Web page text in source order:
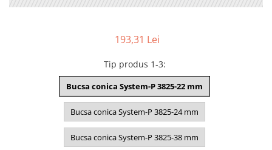
193,31 Lei
Tip produs 1-3:
Bucsa conica System-P 3825-22 mm
Bucsa conica System-P 3825-24 mm
Bucsa conica System-P 3825-38 mm